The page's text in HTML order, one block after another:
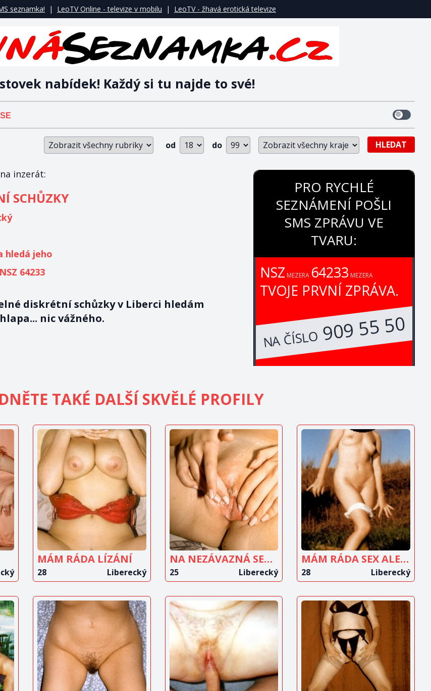
seznamka! | LeoTV Online - televize v mobilu | LeoTV - žhavá erotická televize
nabídek! Každý si tu najde to své!
od do HLEDAT
inzerát:
SCHŮZKY
hledá jeho
NSZ 64233
diskrétní schůzky v Liberci hledám
nic vážného.
PRO RYCHLÉ
SEZNÁMENÍ POŠLI
SMS ZPRÁVU VE
TVARU:
NSZ MEZERA 64233 MEZERA
TVOJE PRVNÍ ZPRÁVA.
NA ČÍSLO909 55 50
TAKÉ DALŠÍ SKVĚLÉ PROFILY
ZOBRAZIT
INZERÁT
MÁM RÁDA LÍZÁNÍ
28 Liberecký
ZOBRAZIT
INZERÁT
NA NEZÁVAZNÁ SETKÁNÍ
25 Liberecký
ZOBRAZIT
INZERÁT
MÁM RÁDA SEX ALE JSEM TEĎ SAMA
28 Liberecký
ZOBRAZIT
INZERÁT
ZOBRAZIT
INZERÁT
ZOBRAZIT
INZERÁT